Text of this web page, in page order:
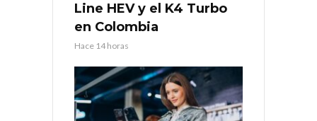
Line HEV y el K4 Turbo
en Colombia
Hace 14 horas